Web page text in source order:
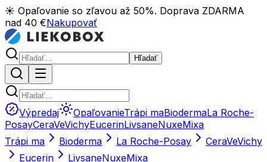
☀️ Opaľovanie so zľavou až 50%. Doprava ZDARMA
nad 40 €Nakupovať
Hľadať
Výpredaj OpaľovanieTrápi maBiodermaLa Roche-
PosayCeraVeVichyEucerinLivsaneNuxeMixa
Trápi ma
Bioderma La Roche-Posay CeraVeVichy
Eucerin
LivsaneNuxeMixa